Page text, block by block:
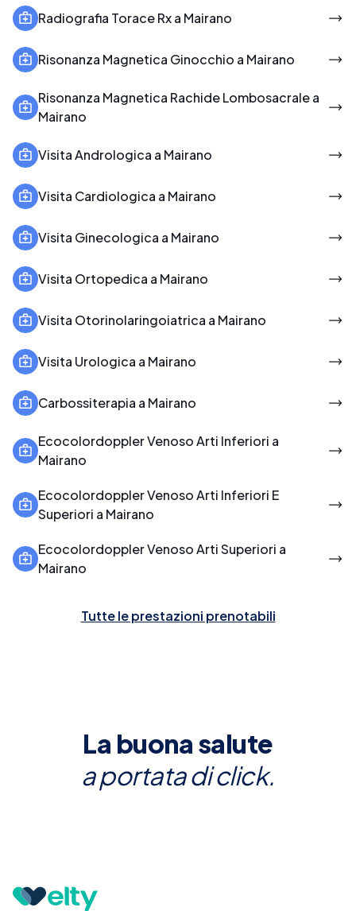
Radiografia Torace Rx a Mairano
Risonanza Magnetica Ginocchio a Mairano
Risonanza Magnetica Rachide Lombosacrale a
Mairano
Visita Andrologica a Mairano
Visita Cardiologica a Mairano
Visita Ginecologica a Mairano
Visita Ortopedica a Mairano
Visita Otorinolaringoiatrica a Mairano
Visita Urologica a Mairano
Carbossiterapia a Mairano
Ecocolordoppler Venoso Arti Inferiori a
Mairano
Ecocolordoppler Venoso Arti Inferiori E
Superiori a Mairano
Ecocolordoppler Venoso Arti Superiori a
Mairano
Tutte le prestazioni prenotabili
La buona salute
a portata di click.